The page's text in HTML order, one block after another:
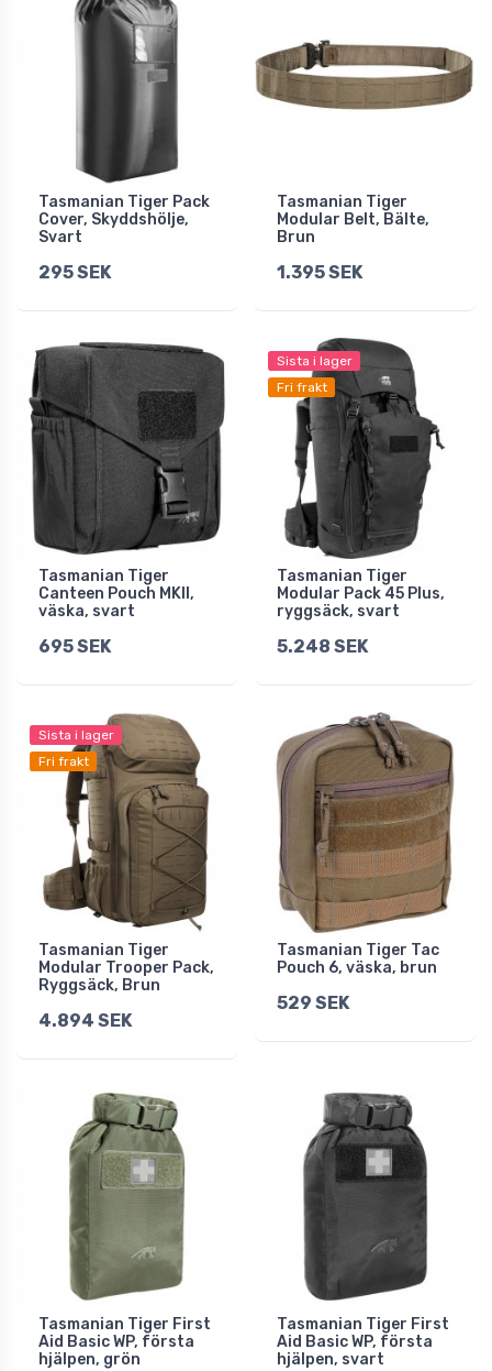
Tasmanian Tiger Pack
Cover, Skyddshölje,
Svart
295 SEK
Tasmanian Tiger
Modular Belt, Bälte,
Brun
1.395 SEK
Tasmanian Tiger
Canteen Pouch MKII,
väska, svart
695 SEK
Sista i lager
Fri frakt
Tasmanian Tiger
Modular Pack 45 Plus,
ryggsäck, svart
5.248 SEK
Sista i lager
Fri frakt
Tasmanian Tiger
Modular Trooper Pack,
Ryggsäck, Brun
4.894 SEK
Tasmanian Tiger Tac
Pouch 6, väska, brun
529 SEK
Tasmanian Tiger First
Aid Basic WP, första
hjälpen, grön
Tasmanian Tiger First
Aid Basic WP, första
hjälpen, svart